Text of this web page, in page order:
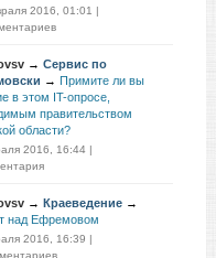
2016, 01:01 |
→ Сервис по
→ Примите ли вы
в этом IT-опросе,
правительством
области?
2016, 16:44 |
→ Краеведение →
над Ефремовом
2016, 16:39 |